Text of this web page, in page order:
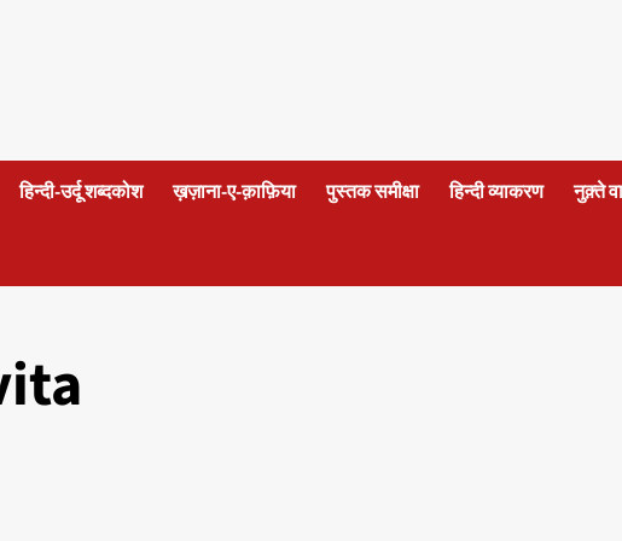
हिन्दी-उर्दू शब्दकोश ख़ज़ाना-ए-क़ाफ़िया पुस्तक समीक्षा हिन्दी व्याकरण नुक़्ते